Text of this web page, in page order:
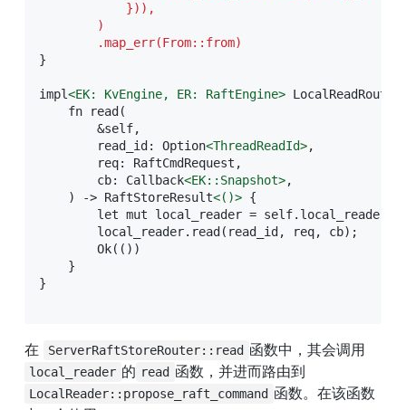
            })),
        )
        .map_err(From::from)
}
impl<EK: KvEngine, ER: RaftEngine> LocalReadRouter
    fn read(
        &self,
        read_id: Option
<ThreadReadId>,
        req: RaftCmdRequest,
        cb: Callback
<EK: :Snapshot>,
    ) -> RaftStoreResult
<()> {
let mut local_reader =
        local_reader.read(read_id, req, cb);
        Ok(())
    }
}
在 ServerRaftStoreRouter::read 函数中，其会调用
local_reader 的 read 函数，并进而路由到
LocalReader::propose_raft_command 函数。在该函数